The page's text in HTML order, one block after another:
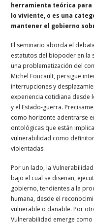
herramienta teórica
lo viviente, o es una
mantener el gobierno
El seminario aborda el
estatutos del biopoder en la
una problematización del
Michel Foucault, persigue
interrupciones y
experiencia cotidiana desde
y el Estado-guerra.
como horizonte adentrarse
ontológicas que están
vulnerabilidad como
violentadas.
Por un lado, la
bajo el cual se diseñan,
gobierno, tendientes a la
humana, desde el
vulnerable o dañable. Por
Vulnerabilidad emerge